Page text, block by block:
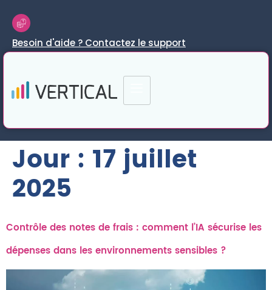
Besoin d'aide ? Contactez le support
Jour : 17 juillet
2025
Contrôle des notes de frais : comment l’IA sécurise les
dépenses dans les environnements sensibles ?